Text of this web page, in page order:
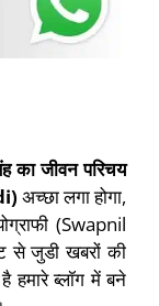
का जीवन परिचय
अच्छा लगा होगा,
(Swapnil
जुडी खबरों की
ब्लॉग में बने